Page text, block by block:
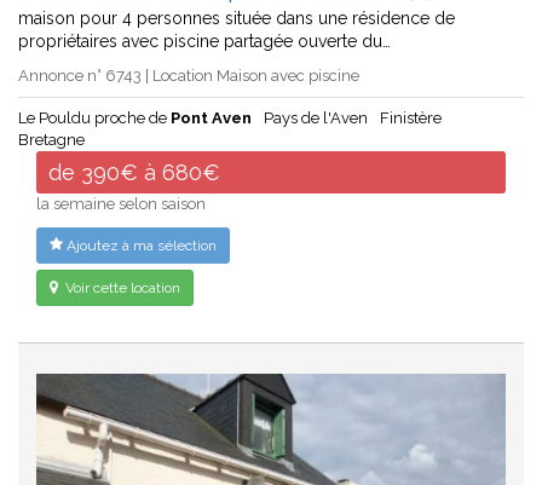
maison pour 4 personnes située dans une résidence de
propriétaires avec piscine partagée ouverte du…
Annonce n° 6743 | Location Maison avec piscine
Le Pouldu proche de Pont Aven Pays de l'Aven
Finistère
Bretagne
de 390€ à 680€
la semaine selon saison
Ajoutez à ma sélection
Voir cette location